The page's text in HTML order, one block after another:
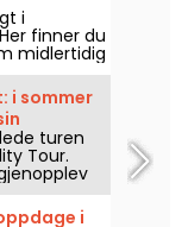
i
finner du
midlertidig
i sommer
turen
Tour.
de Fer i
mot
i